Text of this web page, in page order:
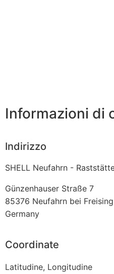
Informazioni di
Indirizzo
SHELL Neufahrn -
Günzenhauser Straße 7
85376 Neufahrn bei Freising
Germany
Coordinate
Latitudine, Longitudine